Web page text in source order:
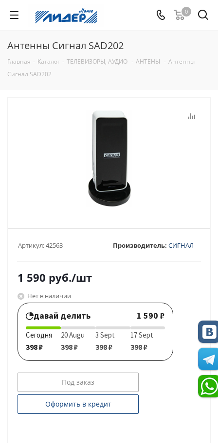
0
Антенны Сигнал SAD202
Главная - Каталог - ТЕЛЕВИЗОРЫ, АУДИО - АНТЕНЫ - Антенны
Сигнал SAD202
Артикул:42563 Производитель: СИГНАЛ
1 590 руб./шт
Нет в наличии
давай делить 1 590 ₽
Сегодня
398 ₽
20 Augu
398 ₽
3 Sept
398 ₽
17 Sept
398 ₽
Под заказ
Оформить в кредит